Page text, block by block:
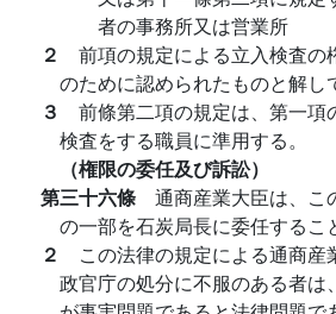
者の事務所又は営業所
２ 前項の規定による立入検査の
のために認められたものと解し
３ 前條第二項の規定は、第一項
検査をする職員に準用する。
（権限の委任及び訴訟）
第三十六條 通商産業大臣は、こ
の一部を石炭局長に委任するこ
２ この法律の規定による通商産
政官庁の処分に不服のある者は